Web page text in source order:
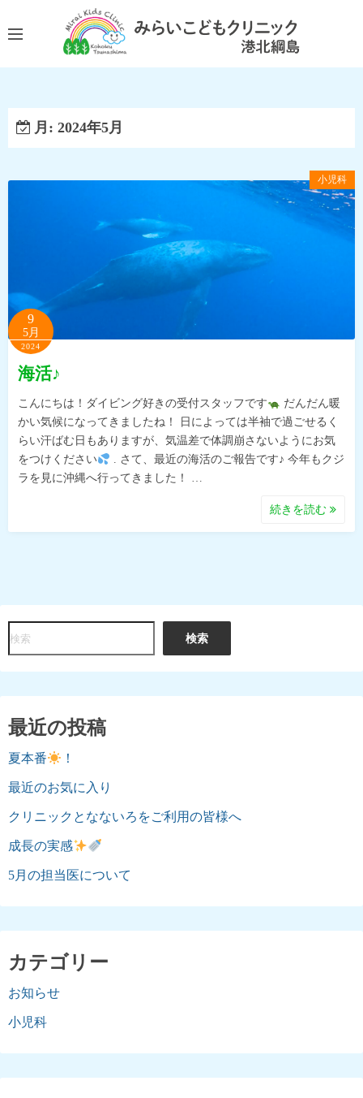
ン
ッ
月: 2024年5月
小児科
9
5月
2024
海活♪
こんにちは！ダイビング好きの受付スタッフです
だんだん暖
かい気候になってきましたね！ 日によっては半袖で過ごせるく
らい汗ばむ日もありますが、気温差で体調崩さないようにお気
をつけください
. さて、最近の海活のご報告です♪ 今年もクジ
ラを見に沖縄へ行ってきました！ …
続きを読む
検
索
検索
最近の投稿
夏本番 ！
最近のお気に入り
クリニックとなないろをご利用の皆様へ
成長の実感
5月の担当医について
カテゴリー
お知らせ
小児科